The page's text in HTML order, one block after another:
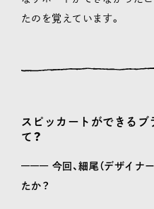
たのを覚えています。
スピッカートができるブ
て？
–––––– 今回、細尾（デザイナ
たか？